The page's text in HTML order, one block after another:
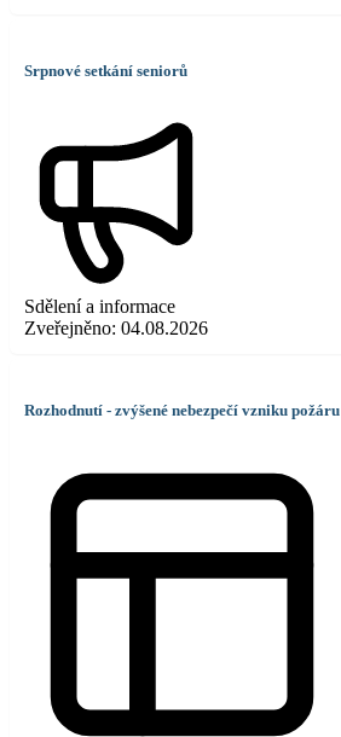
Srpnové setkání seniorů
Sdělení a informace
Zveřejněno: 04.08.2026
Rozhodnutí - zvýšené nebezpečí vzniku požáru